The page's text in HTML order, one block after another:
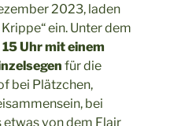
2023, laden
ein. Unter dem
Uhr mit einem
für die
bei Plätzchen,
bei
etwas von dem Flair